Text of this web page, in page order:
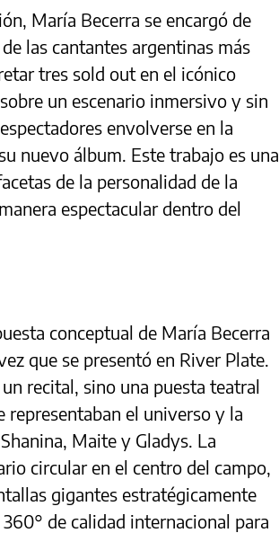
María Becerra se encargó de
las cantantes argentinas más
tres sold out en el icónico
un escenario inmersivo y sin
envolverse en la
nuevo álbum. Este trabajo es una
de la personalidad de la
espectacular dentro del
conceptual de María Becerra
que se presentó en River Plate.
recital, sino una puesta teatral
representaban el universo y la
Maite y Gladys. La
circular en el centro del campo,
gigantes estratégicamente
de calidad internacional para